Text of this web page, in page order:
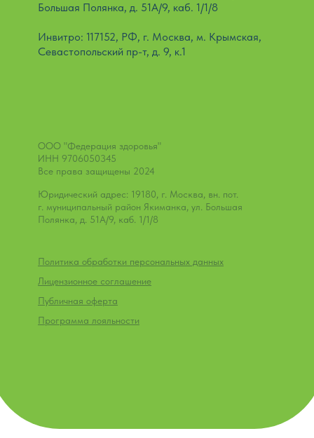
Юридический адрес: 19180, г. Москва, вн. пот.
г. муниципальный район Якиманка, ул. Большая
Полянка, д. 51А/9, каб. 1/1/8
Большая Полянка, д. 51А/9, каб. 1/1/8
Инвитро: 117152, РФ, г. Москва, м. Крымская,
Севастопольский пр-т, д. 9, к.1
ООО "Федерация здоровья"
ИНН 9706050345
Все права защищены 2024
Лицензионное соглашение
Публичная оферта
Программа лояльности
Политика обработки персональных данных